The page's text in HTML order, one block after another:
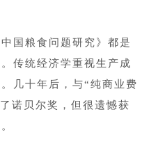
国粮食问题研究》都是
传统经济学重视生产成
几十年后，与“纯商业费
诺贝尔奖，但很遗憾获